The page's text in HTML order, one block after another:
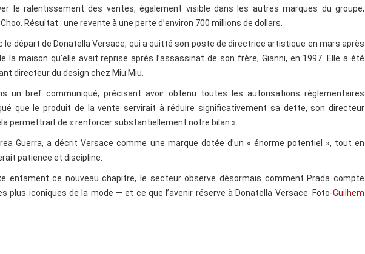
le ralentissement des ventes, également visible dans les autres marques du groupe,
Résultat : une revente à une perte d’environ 700 millions de dollars.
départ de Donatella Versace, qui a quitté son poste de directrice artistique en mars après
maison qu’elle avait reprise après l’assassinat de son frère, Gianni, en 1997. Elle a été
directeur du design chez Miu Miu.
un bref communiqué, précisant avoir obtenu toutes les autorisations réglementaires
que le produit de la vente servirait à réduire significativement sa dette, son directeur
permettrait de « renforcer substantiellement notre bilan ».
Guerra, a décrit Versace comme une marque dotée d’un « énorme potentiel », tout en
patience et discipline.
entament ce nouveau chapitre, le secteur observe désormais comment Prada compte
plus iconiques de la mode — et ce que l’avenir réserve à Donatella Versace. Foto-Guilhem